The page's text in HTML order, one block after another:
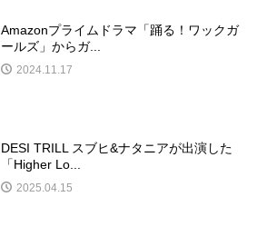
Amazonプライムドラマ「踊る！ワックガ
ールズ」からガ...
2024.11.17
DESI TRILL スブヒ&ナタニアが出演した
「Higher Lo...
2025.04.15